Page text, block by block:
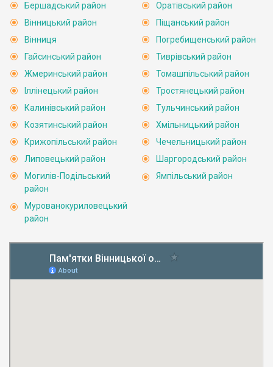
Бершадський район
Вінницький район
Вінниця
Гайсинський район
Жмеринський район
Іллінецький район
Калинівський район
Козятинський район
Крижопільський район
Липовецький район
Могилів-Подільський
район
Мурованокуриловецький
район
Оратівський район
Піщанський район
Погребищенський район
Тиврівський район
Томашпільський район
Тростянецький район
Тульчинський район
Хмільницький район
Чечельницький район
Шаргородський район
Ямпільський район